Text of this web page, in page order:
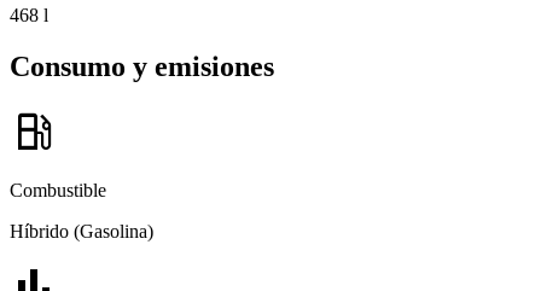
468 l
Consumo y emisiones
local_gas_station
Combustible
Híbrido (Gasolina)